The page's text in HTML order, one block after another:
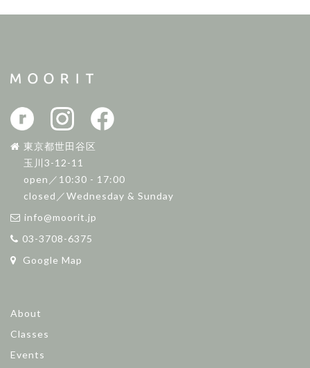
東京都世田谷区
玉川3-12-11
open／10:30 - 17:00
closed／Wednesday & Sunday
info@moorit.jp
03-3708-6375
Google Map
About
Classes
Events